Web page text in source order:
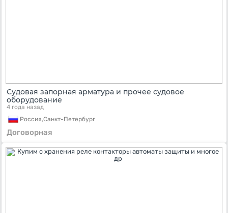
Судовая запорная арматура и прочее судовое
оборудование
4 года назад
Россия,Санкт-Петербург
Договорная